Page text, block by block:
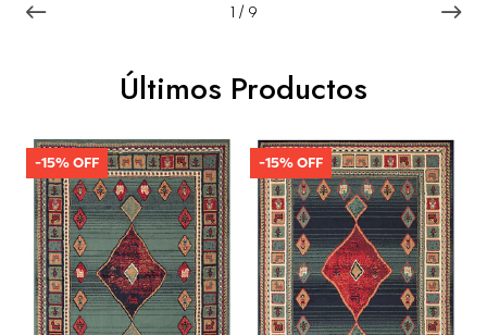
1 / 9
Últimos Productos
-15% OFF -15% OFF